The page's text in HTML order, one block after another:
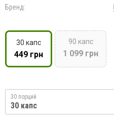
Бренд:
30 капс
449 грн
90 капс
1 099 грн
30 порций
30 капс